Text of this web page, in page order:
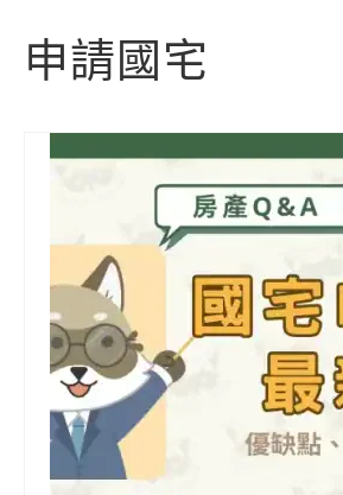
房屋貸款
信用貸款
代書貸款
銀行貸款
其他貸款
申貸Q&A
久通專欄
時事解析
生活理財
申請國宅